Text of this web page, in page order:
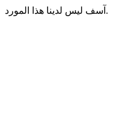
آسف ليس لدينا هذا المورد.